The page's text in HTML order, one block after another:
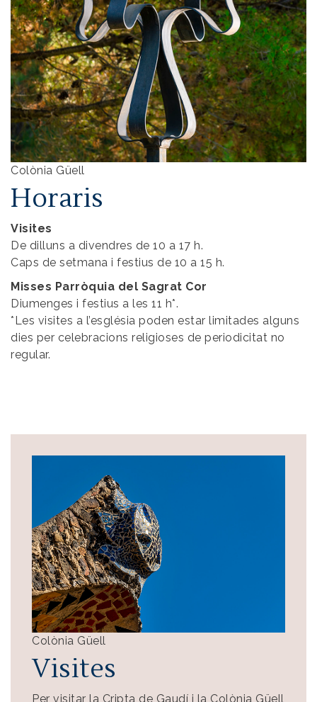
Colònia Güell
Horaris
Visites
De dilluns a divendres de 10 a 17 h.
Caps de setmana i festius de 10 a 15 h.
Misses Parròquia del Sagrat Cor
Diumenges i festius a les 11 h*.
*Les visites a l’església poden estar limitades alguns
dies per celebracions religioses de periodicitat no
regular.
Colònia Güell
Visites
Per visitar la Cripta de Gaudí i la Colònia Güell